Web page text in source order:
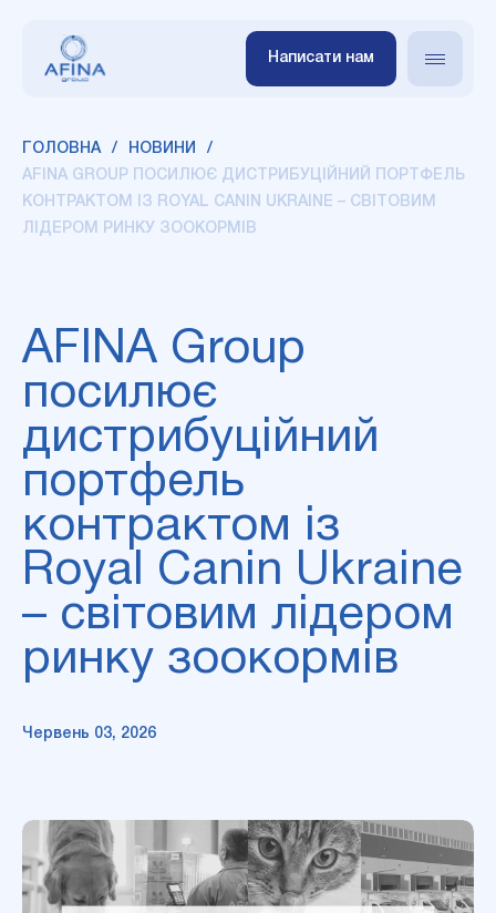
Написати нам
ГОЛОВНА
НОВИНИ
AFINA GROUP ПОСИЛЮЄ ДИСТРИБУЦІЙНИЙ ПОРТФЕЛЬ
КОНТРАКТОМ ІЗ ROYAL CANIN UKRAINE – СВІТОВИМ
ЛІДЕРОМ РИНКУ ЗООКОРМІВ
AFINA Group
посилює
дистрибуційний
портфель
контрактом із
Royal Canin Ukraine
– світовим лідером
ринку зоокормів
Червень 03, 2026